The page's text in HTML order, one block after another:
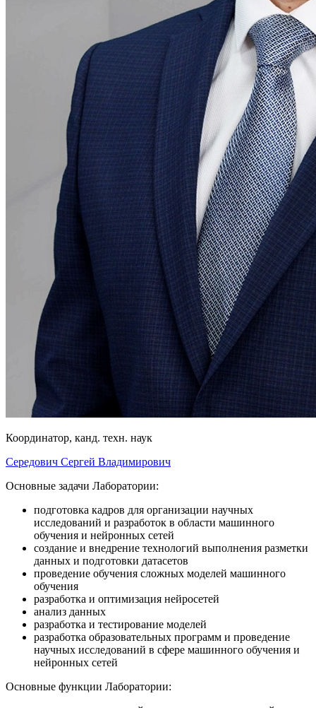
Координатор, канд. техн. наук
Середович Сергей Владимирович
Основные задачи Лаборатории:
подготовка кадров для организации научных
исследований и разработок в области машинного
обучения и нейронных сетей
создание и внедрение технологий выполнения разметки
данных и подготовки датасетов
проведение обучения сложных моделей машинного
обучения
разработка и оптимизация нейросетей
анализ данных
разработка и тестирование моделей
разработка образовательных программ и проведение
научных исследований в сфере машинного обучения и
нейронных сетей
Основные функции Лаборатории: